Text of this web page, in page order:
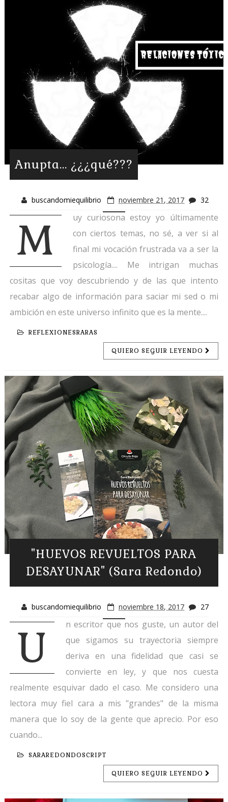
Anupta... ¿¿¿qué???
buscandomiequilibrio noviembre 21, 2017 32
M
uy curiosona estoy yo últimamente
con ciertos temas, no sé, a ver si al
final mi vocación frustrada va a ser la
psicología.... Me intrigan muchas
cositas que voy descubriendo y de las que intento
recabar algo de información para saciar mi sed o mi
ambición en este universo infinito que es la mente....
REFLEXIONESRARAS
QUIERO SEGUIR LEYENDO
"HUEVOS REVUELTOS PARA
DESAYUNAR" (Sara Redondo)
buscandomiequilibrio noviembre 18, 2017 27
U
n escritor que nos guste, un autor del
que sigamos su trayectoria siempre
deriva en una fidelidad que casi se
convierte en ley, y que nos cuesta
realmente esquivar dado el caso. Me considero una
lectora muy fiel cara a mis "grandes" de la misma
manera que lo soy de la gente que aprecio. Por eso
cuando...
SARAREDONDOSCRIPT
QUIERO SEGUIR LEYENDO